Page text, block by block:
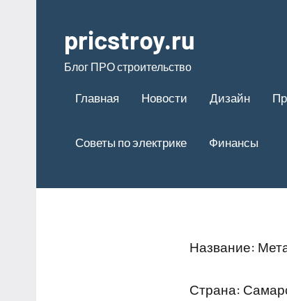
содержимому
pricstroy.ru
Блог ПРО строительство
Главная Новости Дизайн
Советы по электрике Финансы
Название:
Страна: